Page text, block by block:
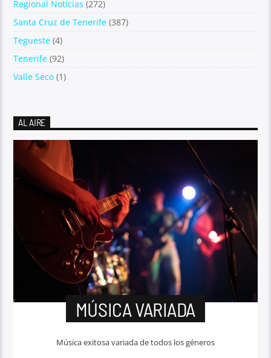
Regional Noticias (272)
Santa Cruz de Tenerife (387)
Tegueste (4)
Tenerife (92)
Valle Seco (1)
AL AIRE
MÚSICA VARIADA
Música exitosa variada de todos los géneros